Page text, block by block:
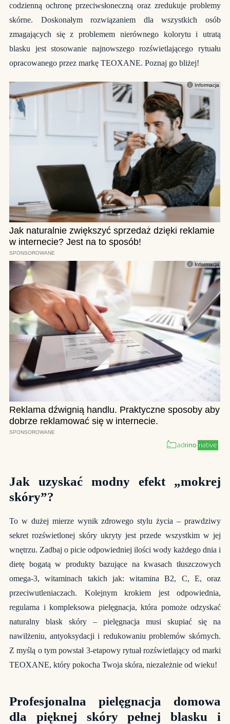
codzienną ochronę przeciwsłoneczną oraz zredukuje problemy
skórne. Doskonałym rozwiązaniem dla wszystkich osób
zmagających się z problemem nierównego kolorytu i utratą
blasku jest stosowanie najnowszego rozświetlającego rytuału
opracowanego przez markę TEOXANE. Poznaj go bliżej!
Jak uzyskać modny efekt „mokrej
skóry”?
To w dużej mierze wynik zdrowego stylu życia – prawdziwy
sekret rozświetlonej skóry ukryty jest przede wszystkim w jej
wnętrzu. Zadbaj o picie odpowiedniej ilości wody każdego dnia i
dietę bogatą w produkty bazujące na kwasach tłuszczowych
omega-3, witaminach takich jak: witamina B2, C, E, oraz
przeciwutleniaczach. Kolejnym krokiem jest odpowiednia,
regularna i kompleksowa pielęgnacja, która pomoże odzyskać
naturalny blask skóry – pielęgnacja musi skupiać się na
nawilżeniu, antyoksydacji i redukowaniu problemów skórnych.
Z myślą o tym powstał 3-etapowy rytuał rozświetlający od marki
TEOXANE, który pokocha Twoja skóra, niezależnie od wieku!
Profesjonalna pielęgnacja domowa
dla pięknej skóry pełnej blasku i